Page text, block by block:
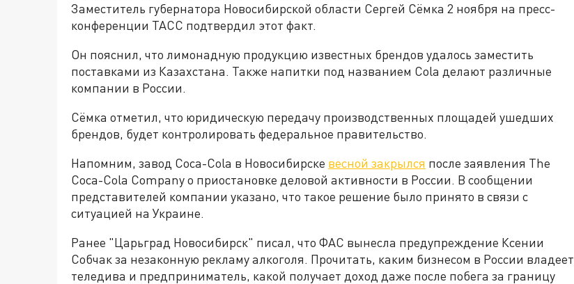
Заместитель губернатора Новосибирской области Сергей Сёмка 2 ноября на пресс-
конференции ТАСС подтвердил этот факт.
Он пояснил, что лимонадную продукцию известных брендов удалось заместить
поставками из Казахстана. Также напитки под названием Cola делают различные
компании в России.
Сёмка отметил, что юридическую передачу производственных площадей ушедших
брендов, будет контролировать федеральное правительство.
Напомним, завод Coca-Cola в Новосибирске весной закрылся после заявления The
Coca-Cola Company о приостановке деловой активности в России. В сообщении
представителей компании указано, что такое решение было принято в связи с
ситуацией на Украине.
Ранее "Царьград Новосибирск" писал, что ФАС вынесла предупреждение Ксении
Собчак за незаконную рекламу алкоголя. Прочитать, каким бизнесом в России владеет
теледива и предприниматель, какой получает доход даже после побега за границу